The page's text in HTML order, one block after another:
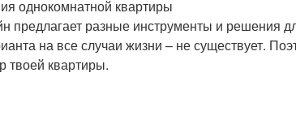
однокомнатной квартиры
предлагает разные инструменты и решения
на все случаи жизни – не существует.
твоей квартиры.